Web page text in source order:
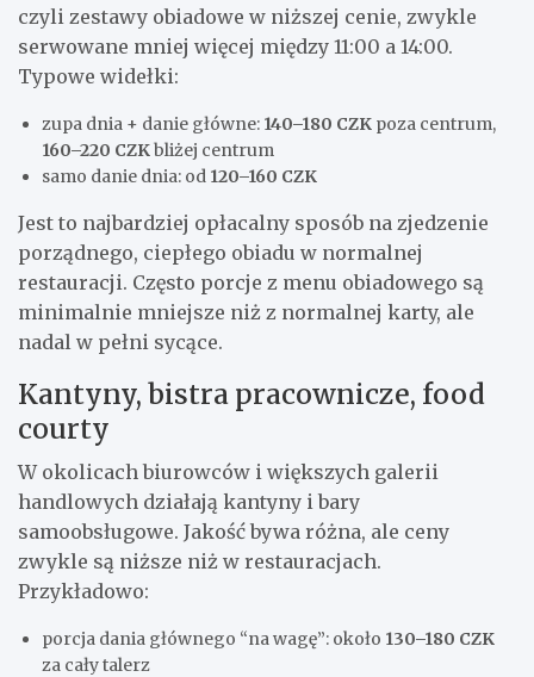
czyli zestawy obiadowe w niższej cenie, zwykle
serwowane mniej więcej między 11:00 a 14:00.
Typowe widełki:
zupa dnia + danie główne: 140–180 CZK poza centrum,
160–220 CZKbliżej centrum
samo danie dnia: od 120–160 CZK
Jest to najbardziej opłacalny sposób na zjedzenie
porządnego, ciepłego obiadu w normalnej
restauracji. Często porcje z menu obiadowego są
minimalnie mniejsze niż z normalnej karty, ale
nadal w pełni sycące.
Kantyny, bistra pracownicze, food
courty
W okolicach biurowców i większych galerii
handlowych działają kantyny i bary
samoobsługowe. Jakość bywa różna, ale ceny
zwykle są niższe niż w restauracjach.
Przykładowo:
porcja dania głównego “na wagę”: około 130–180 CZK
za cały talerz